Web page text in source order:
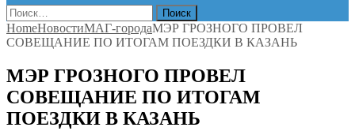
Найти:
HomeНовостиМАГ-городаМЭР ГРОЗНОГО ПРОВЕЛ
СОВЕЩАНИЕ ПО ИТОГАМ ПОЕЗДКИ В КАЗАНЬ
МЭР ГРОЗНОГО ПРОВЕЛ
СОВЕЩАНИЕ ПО ИТОГАМ
ПОЕЗДКИ В КАЗАНЬ